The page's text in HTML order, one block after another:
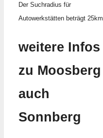
Der Suchradius für
Autowerkstätten beträgt 25km
weitere Infos
zu Moosberg
auch
Sonnberg